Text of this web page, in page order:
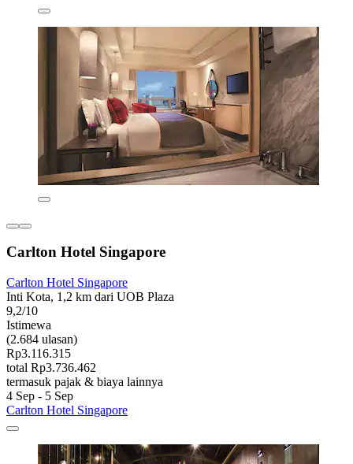
Carlton Hotel Singapore
Carlton Hotel Singapore
Inti Kota, 1,2 km dari UOB Plaza
9,2/10
Istimewa
(2.684 ulasan)
Rp3.116.315
total Rp3.736.462
termasuk pajak & biaya lainnya
4 Sep - 5 Sep
Carlton Hotel Singapore